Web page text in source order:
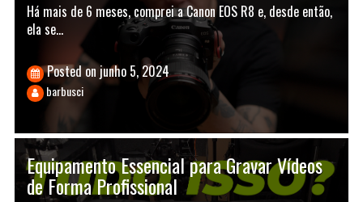
Há mais de 6 meses, comprei a Canon EOS R8 e, desde então,
ela se…
Posted onjunho 5, 2024
barbusci
Equipamento Essencial para Gravar Vídeos
de Forma Profissional